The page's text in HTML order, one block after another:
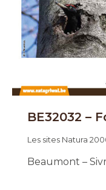
BE32032 –
Les sites Natura
Beaumont –